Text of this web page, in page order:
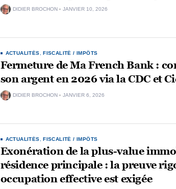
DIDIER BROCHON JANVIER 10, 2026
ACTUALITÉS ,FISCALITÉ / IMPÔTS
Fermeture de Ma French Bank :
son argent en 2026 via la CDC et
DIDIER BROCHON JANVIER 6, 2026
ACTUALITÉS ,FISCALITÉ / IMPÔTS
Exonération de la plus-value
résidence principale : la preuve
occupation effective est exigée